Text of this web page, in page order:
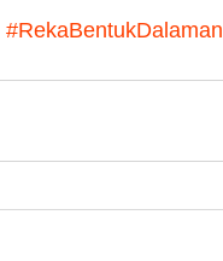
#RekaBentukDalaman